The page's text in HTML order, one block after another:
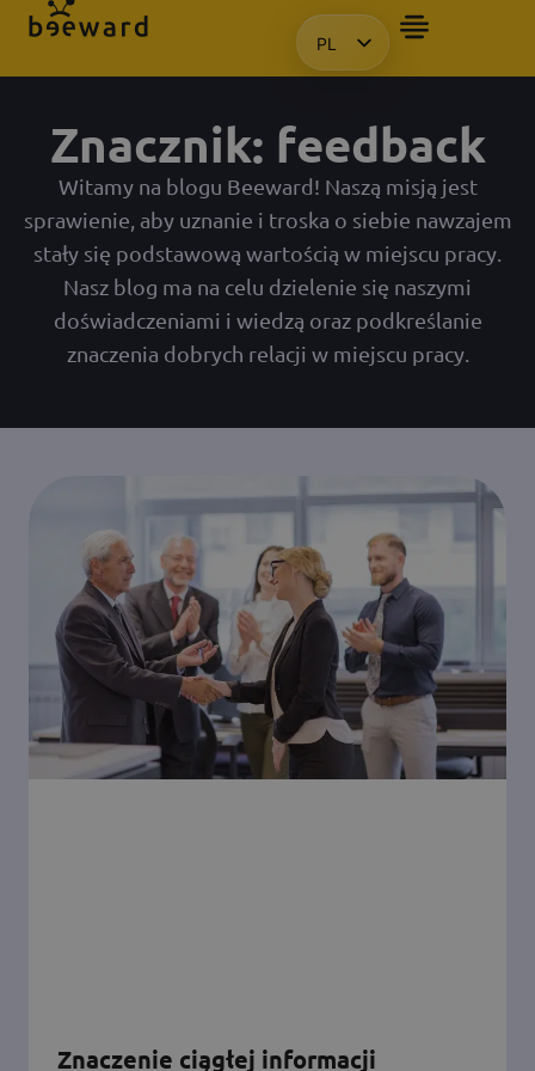
PL
HU
KO
Znacznik: feedback
Witamy na blogu Beeward! Naszą misją jest
sprawienie, aby uznanie i troska o siebie nawzajem
stały się podstawową wartością w miejscu pracy.
Nasz blog ma na celu dzielenie się naszymi
doświadczeniami i wiedzą oraz podkreślanie
znaczenia dobrych relacji w miejscu pracy.
Znaczenie ciągłej informacji